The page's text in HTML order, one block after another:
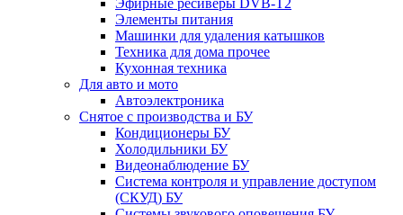
Эфирные ресиверы DVB-T2
Элементы питания
Машинки для удаления катышков
Техника для дома прочее
Кухонная техника
Для авто и мото
Автоэлектроника
Снятое с производства и БУ
Кондиционеры БУ
Холодильники БУ
Видеонаблюдение БУ
Система контроля и управление доступом
(СКУД) БУ